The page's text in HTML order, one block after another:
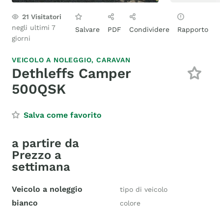
21 Visitatori
negli ultimi 7
giorni
Salvare PDF Condividere Rapporto
VEICOLO A NOLEGGIO,CARAVAN
Dethleffs Camper
500QSK
Salva come favorito
a partire da
Prezzo a
settimana
Veicolo a noleggio tipo di veicolo
bianco colore